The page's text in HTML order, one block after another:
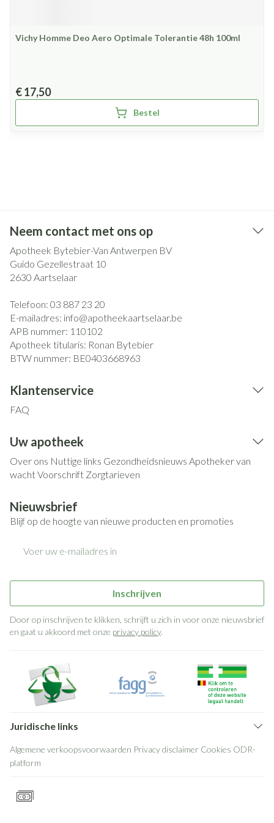
Vichy Homme Deo Aero Optimale Tolerantie 48h 100ml
€ 17,50
Bestel
Neem contact met ons op
Apotheek Bytebier-Van Antwerpen BV
Guido Gezellestraat 10
2630 Aartselaar
Telefoon: 03 887 23 20
E-mailadres: info@apotheekaartselaar.be
APB nummer: 110102
Apotheek titularis: Ronan Bytebier
BTW nummer: BE0403668963
Klantenservice
FAQ
Uw apotheek
Over ons Nuttige links Gezondheidsnieuws Apotheker van
wachtVoorschrift Zorgtarieven
Nieuwsbrief
Blijf op de hoogte van nieuwe producten en promoties
Inschrijven
Door op inschrijven te klikken, schrijft u zich in voor onze nieuwsbrief
en gaat u akkoord met onze privacy policy.
Juridische links
Algemene verkoopsvoorwaarden Privacy disclaimer Cookies ODR-
platform